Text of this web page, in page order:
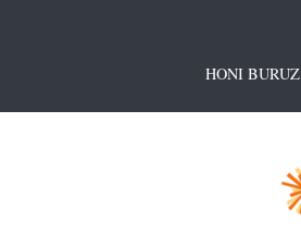
HONI BURUZ